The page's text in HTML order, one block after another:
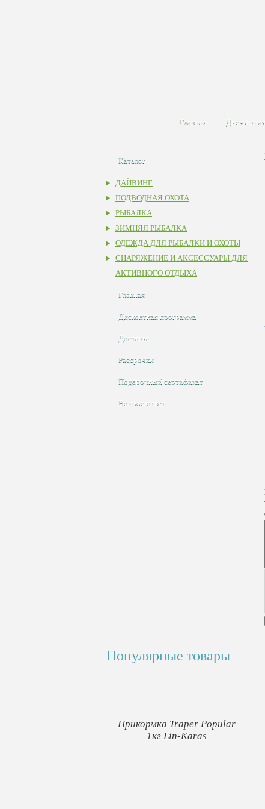
Главная
Каталог
ДАЙВИНГ
ПОДВОДНАЯ ОХОТА
РЫБАЛКА
ЗИМНЯЯ РЫБАЛКА
ОДЕЖДА ДЛЯ РЫБАЛКИ И ОХОТЫ
СНАРЯЖЕНИЕ И АКСЕССУАРЫ ДЛЯ
АКТИВНОГО ОТДЫХА
Главная
Дисконтная программа
Доставка
Рассрочки
Подарочный сертификат
Вопрос-ответ
Популярные товары
Прикормка Traper Popular
1кг Lin-Karas